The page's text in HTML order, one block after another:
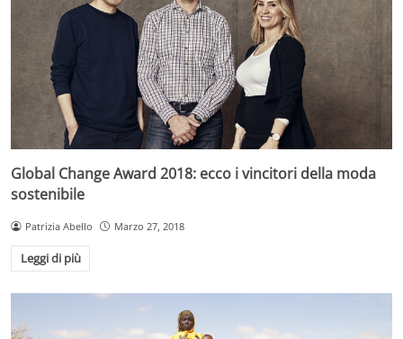
Global Change Award 2018: ecco i vincitori della moda
sostenibile
Patrizia Abello Marzo 27, 2018
Leggi di più